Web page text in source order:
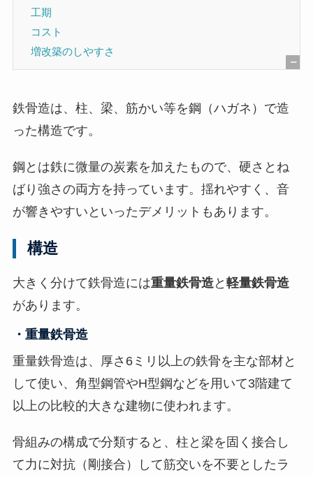
[
表
工期
コスト
増改築のしやすさ
鉄骨造は、柱、梁、筋かい等を鋼（ハガネ）で造
った構造です。
鋼とは鉄に微量の炭素を加えたもので、硬さとね
ばり強さの両方を持っています。揺れやすく、音
が響きやすいといったデメリットもあります。
構造
大きく分けて鉄骨造には重量鉄骨造と 軽量鉄骨造
があります。
・重量鉄骨造
重量鉄骨造は、厚さ6ミリ以上の鉄骨を主な部材と
して使い、角型鋼管やH型鋼などを用いて3階建て
以上の比較的大きな建物に使われます。
骨組みの構成で分類すると、柱と梁を固く接合し
て力に対抗（剛接合）して筋交いを不要としたラ